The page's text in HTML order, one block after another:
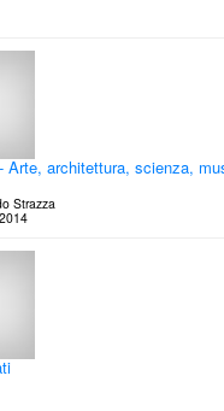
Arte, architettura, scienza,
Strazza